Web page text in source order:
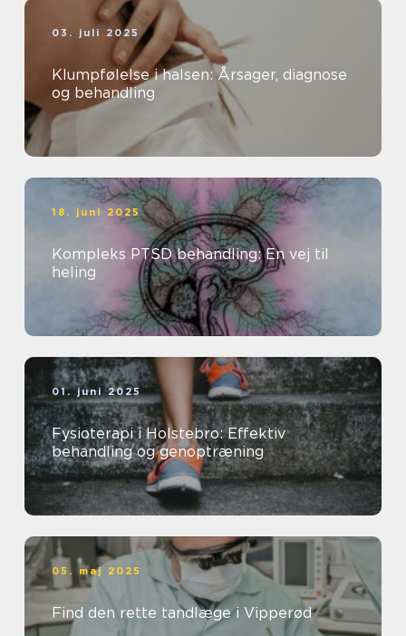
03. juli 2025
Klumpfølelse i halsen: Årsager, diagnose
og behandling
18. juni 2025
Kompleks PTSD behandling: En vej til
heling
01. juni 2025
Fysioterapi i Holstebro: Effektiv
behandling og genoptræning
05. maj 2025
Find den rette tandlæge i Vipperød